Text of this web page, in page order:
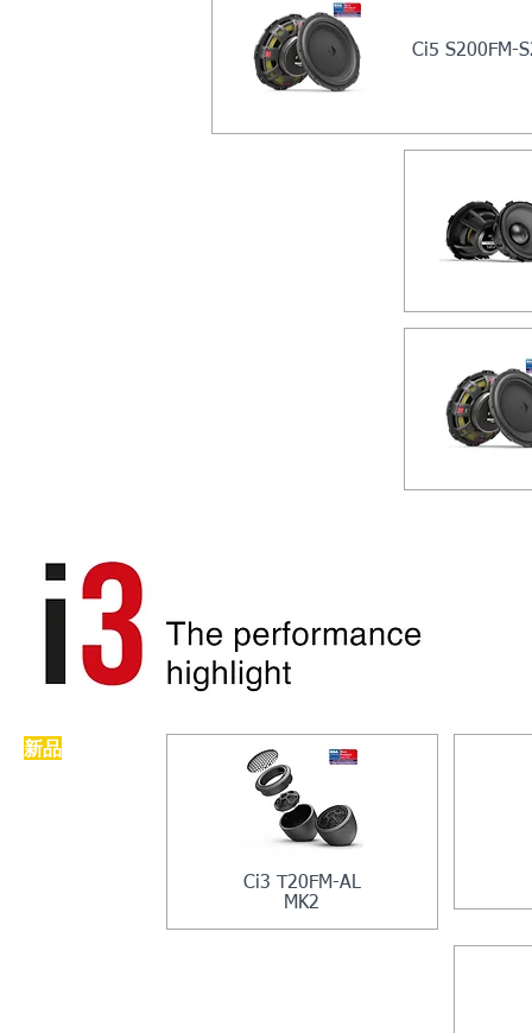
Ci5 S200FM-
Ci3 T20FM-AL
MK2
​新品